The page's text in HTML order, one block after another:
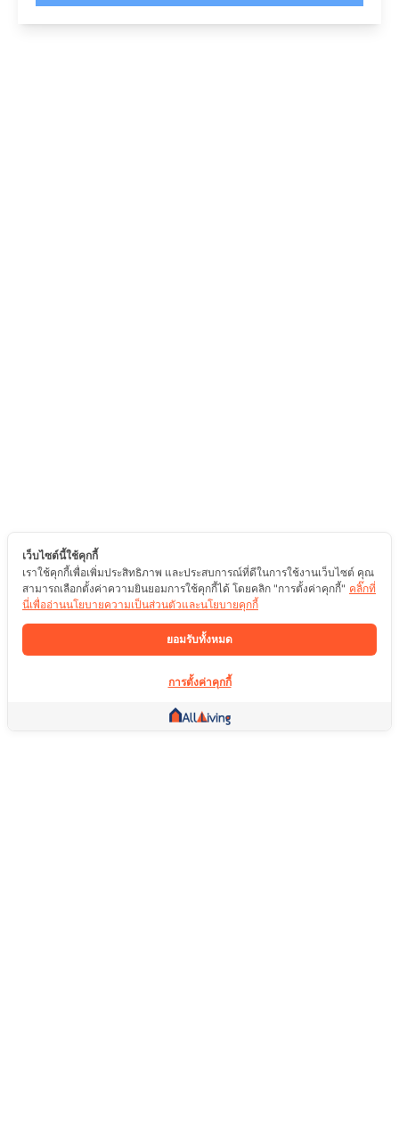
เว็บไซต์นี้ใช้คุกกี้
เราใช้คุกกี้เพื่อเพิ่มประสิทธิภาพ และประสบการณ์ที่ดีในการใช้งานเว็บไซต์ คุณ
สามารถเลือกตั้งค่าความยินยอมการใช้คุกกี้ได้ โดยคลิก "การตั้งค่าคุกกี้" คลิ๊กที่
นี่เพื่ออ่านนโยบายความเป็นส่วนตัวและนโยบายคุกกี้
ยอมรับทั้งหมด
การตั้งค่าคุกกี้